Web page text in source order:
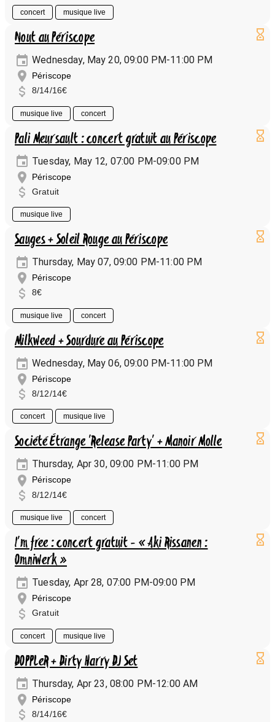
concert musique live
Nout au Périscope
Wednesday, May 20, 09:00 PM-11:00 PM
Périscope
8/14/16€
musique live concert
Pali Meursault : concert gratuit au Périscope
Tuesday, May 12, 07:00 PM-09:00 PM
Périscope
Gratuit
musique live
Sauges + Soleil Rouge au Périscope
Thursday, May 07, 09:00 PM-11:00 PM
Périscope
8€
musique live concert
Milkweed + Sourdure au Périscope
Wednesday, May 06, 09:00 PM-11:00 PM
Périscope
8/12/14€
concert musique live
Société Étrange 'Release Party' + Manoir Molle
Thursday, Apr 30, 09:00 PM-11:00 PM
Périscope
8/12/14€
musique live concert
I'm free : concert gratuit - « Aki Rissanen :
Omniwerk »
Tuesday, Apr 28, 07:00 PM-09:00 PM
Périscope
Gratuit
concert musique live
DOPPLeR + Dirty Harry DJ Set
Thursday, Apr 23, 08:00 PM-12:00 AM
Périscope
8/14/16€